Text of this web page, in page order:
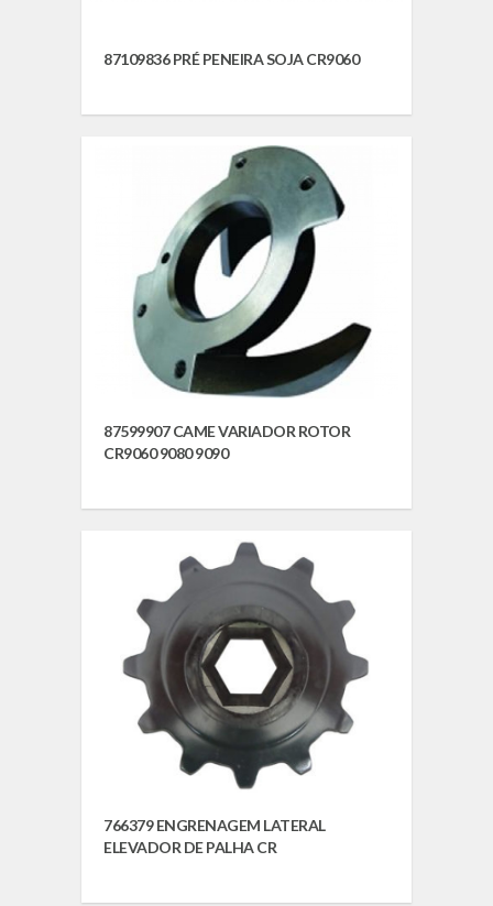
87109836 PRÉ PENEIRA SOJA CR9060
87599907 CAME VARIADOR ROTOR
CR9060 9080 9090
766379 ENGRENAGEM LATERAL
ELEVADOR DE PALHA CR